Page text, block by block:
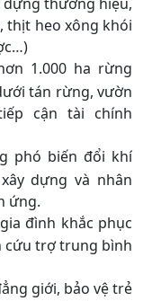
thịt heo xông khói
1.000 ha rừng
tán rừng, vườn
cận tài chính
phó biến đổi khí
dựng và nhân
ứng.
đình khắc phục
cứu trợ trung bình
giới, bảo vệ trẻ